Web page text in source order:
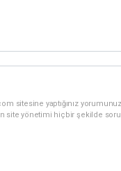
sitesine yaptığınız
site yönetimi hiçbir şekilde